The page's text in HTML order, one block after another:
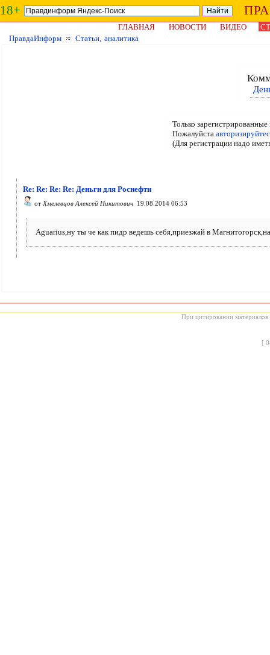
18+
ГЛАВНАЯ НОВОСТИ ВИДЕО
ПравдаИнформ ≈ Статьи, аналитика
Только
Пожалуйста
(Для регистрации надо
Re: Re: Re: Re: Деньги для Роснефти
от Хмелевцов Алексей Никитович 19.08.2014 06:53
Aguarius,ну ты че как пидр ведешь себя,приезжай в
При цитировании материалов
[